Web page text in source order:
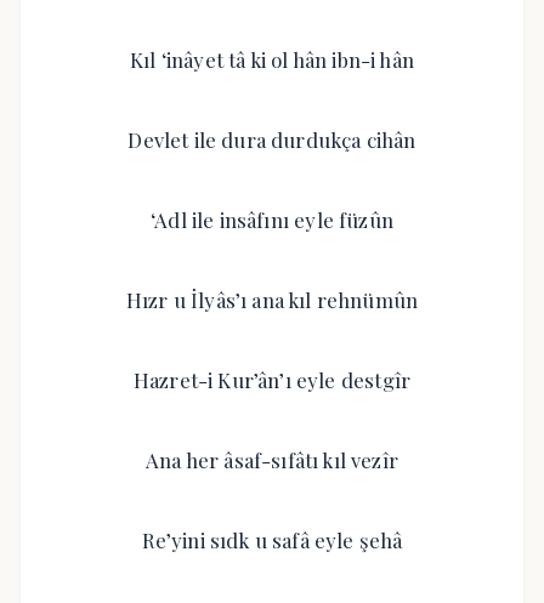
Kıl ‘inâyet tâ ki ol hân ibn-i hân
Devlet ile dura durdukça cihân
‘Adl ile insâfını eyle füzûn
Hızr u İlyâs’ı ana kıl rehnümûn
Hazret-i Kur’ân’ı eyle destgîr
Ana her âsaf-sıfâtı kıl vezîr
Re’yini sıdk u safâ eyle şehâ